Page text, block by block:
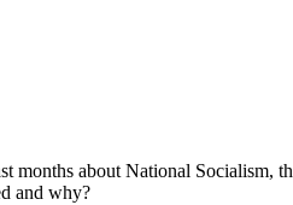
months about National
and why?